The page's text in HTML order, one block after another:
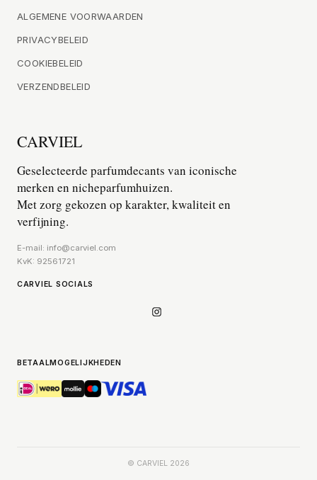
ALGEMENE VOORWAARDEN
PRIVACYBELEID
COOKIEBELEID
VERZENDBELEID
CARVIEL
Geselecteerde parfumdecants van iconische
merken en nicheparfumhuizen.
Met zorg gekozen op karakter, kwaliteit en
verfijning.
E-mail: info@carviel.com
KvK: 92561721
CARVIEL SOCIALS
Instagram
BETAALMOGELIJKHEDEN